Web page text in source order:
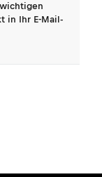
in Ihr E-Mail-